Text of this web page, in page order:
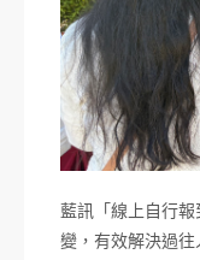
藍訊「線上自行
變，有效解決過